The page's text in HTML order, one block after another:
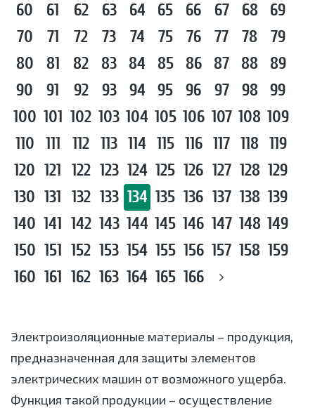
60
61 62 63 64 65 66 67 68
69
70
71 72 73 74 75 76 77 78
79
80
81 82 83 84 85 86 87 88
89
90
91 92 93 94 95 96 97 98
99
100 101 102 103 104 105 106 107 108 109
110
111 112 113 114 115 116 117 118 119
120 121 122 123 124 125 126 127 128 129
130 131 132 133 134 135 136 137 138 139
140 141 142 143 144 145 146 147 148 149
150 151 152 153 154 155 156 157 158 159
160 161 162 163 164 165 166
Электроизоляционные материалы – продукция,
предназначенная для защиты элементов
электрических машин от возможного ущерба.
Функция такой продукции – осуществление